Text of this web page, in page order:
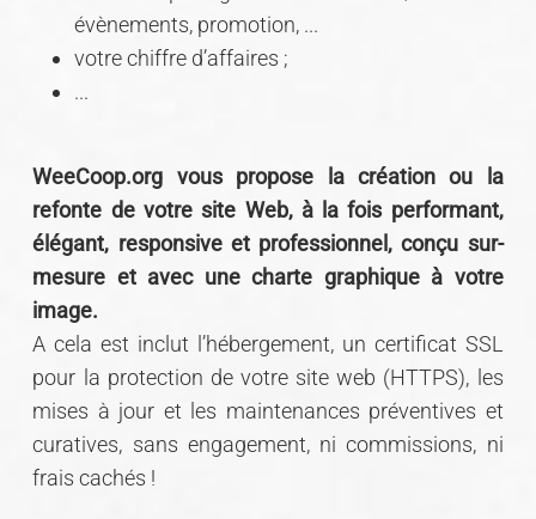
évènements, promotion, ...
votre chiffre d’affaires ;
...
WeeCoop.org vous propose la création ou la
refonte de votre site Web, à la fois performant,
élégant, responsive et professionnel, conçu sur-
mesure et avec une charte graphique à votre
image.
A cela est inclut l’hébergement, un certificat SSL
pour la protection de votre site web (HTTPS), les
mises à jour et les maintenances préventives et
curatives, sans engagement, ni commissions, ni
frais cachés !​